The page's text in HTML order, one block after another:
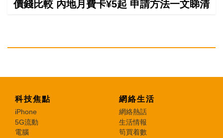
價錢比較 內地月費卡¥5起 申請方法一文睇清
科技焦點
iPhone
5G流動
電腦
網絡生活
網絡熱話
生活情報
筍買着數